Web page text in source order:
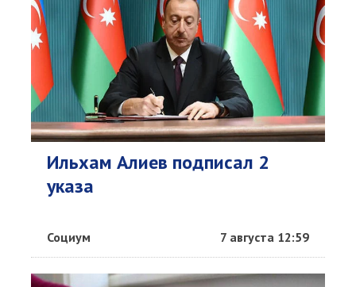
Ильхам Алиев подписал 2
указа
Социум 7 августа 12:59